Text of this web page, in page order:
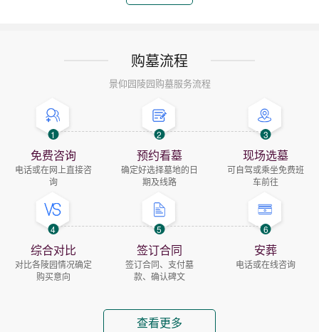
购墓流程
景仰园陵园购墓服务流程
1
免费咨询
电话或在网上直接咨
询
2
预约看墓
确定好选择墓地的日
期及线路
3
现场选墓
可自驾或乘坐免费班
车前往
4
综合对比
对比各陵园情况确定
购买意向
5
签订合同
签订合同、支付墓
款、确认碑文
6
安葬
电话或在线咨询
查看更多